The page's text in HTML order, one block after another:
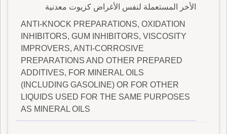
الأخر المستعملة لنفس الأغراض كزيوت معدنية
ANTI-KNOCK PREPARATIONS, OXIDATION
INHIBITORS, GUM INHIBITORS, VISCOSITY
IMPROVERS, ANTI-CORROSIVE
PREPARATIONS AND OTHER PREPARED
ADDITIVES, FOR MINERAL OILS
(INCLUDING GASOLINE) OR FOR OTHER
LIQUIDS USED FOR THE SAME PURPOSES
AS MINERAL OILS